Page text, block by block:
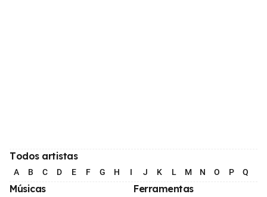
Todos artistas
A B C D E F G H I J K L M N O P Q
Músicas Ferramentas